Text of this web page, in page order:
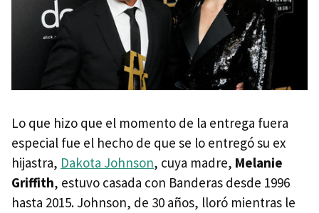
Lo que hizo que el momento de la entrega fuera
especial fue el hecho de que se lo entregó su ex
hijastra, Dakota Johnson, cuya madre, Melanie
Griffith, estuvo casada con Banderas desde 1996
hasta 2015. Johnson, de 30 años, lloró mientras le